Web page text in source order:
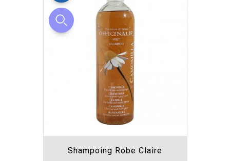
Shampoing Robe Claire